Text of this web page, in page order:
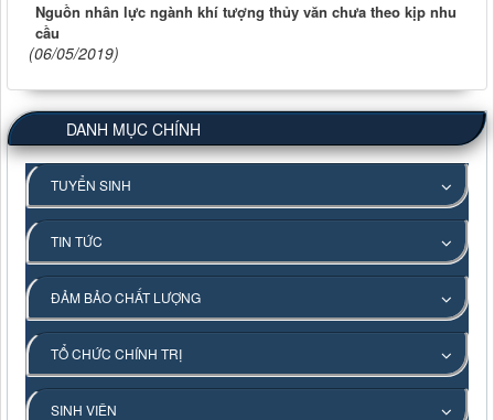
Nguồn nhân lực ngành khí tượng thủy văn chưa theo kịp nhu
cầu
(06/05/2019)
DANH MỤC CHÍNH
TUYỂN SINH
TIN TỨC
ĐẢM BẢO CHẤT LƯỢNG
TỔ CHỨC CHÍNH TRỊ
SINH VIÊN